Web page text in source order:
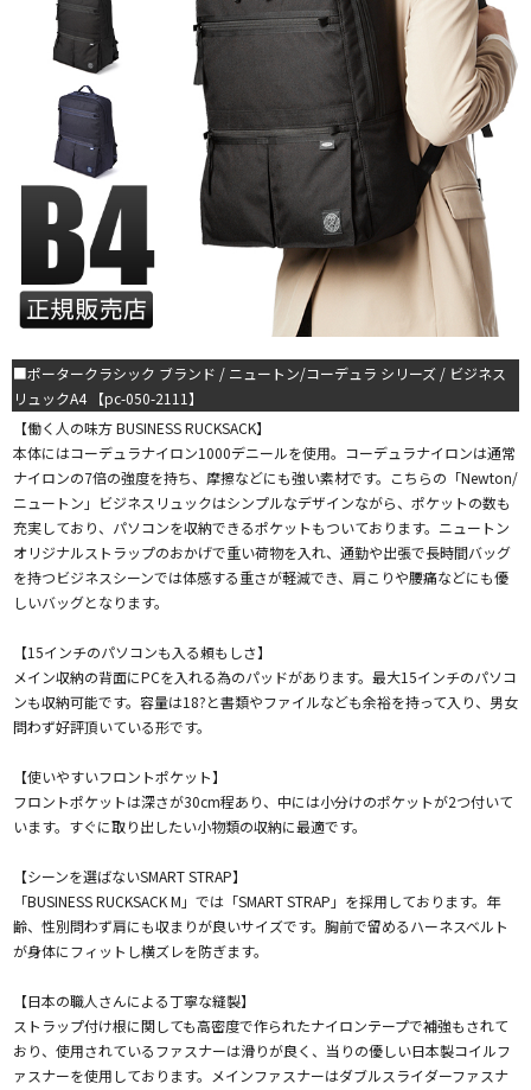
■ポータークラシック ブランド / ニュートン/コーデュラ シリーズ / ビジネス
リュックA4 【pc-050-2111】
【働く人の味方 BUSINESS RUCKSACK】
本体にはコーデュラナイロン1000デニールを使用。コーデュラナイロンは通常
ナイロンの7倍の強度を持ち、摩擦などにも強い素材です。こちらの「Newton/
ニュートン」ビジネスリュックはシンプルなデザインながら、ポケットの数も
充実しており、パソコンを収納できるポケットもついております。ニュートン
オリジナルストラップのおかげで重い荷物を入れ、通勤や出張で長時間バッグ
を持つビジネスシーンでは体感する重さが軽減でき、肩こりや腰痛などにも優
しいバッグとなります。
【15インチのパソコンも入る頼もしさ】
メイン収納の背面にPCを入れる為のパッドがあります。最大15インチのパソコ
ンも収納可能です。容量は18?と書類やファイルなども余裕を持って入り、男女
問わず好評頂いている形です。
【使いやすいフロントポケット】
フロントポケットは深さが30cm程あり、中には小分けのポケットが2つ付いて
います。すぐに取り出したい小物類の収納に最適です。
【シーンを選ばないSMART STRAP】
「BUSINESS RUCKSACK M」では「SMART STRAP」を採用しております。年
齢、性別問わず肩にも収まりが良いサイズです。胸前で留めるハーネスベルト
が身体にフィットし横ズレを防ぎます。
【日本の職人さんによる丁寧な縫製】
ストラップ付け根に関しても高密度で作られたナイロンテープで補強もされて
おり、使用されているファスナーは滑りが良く、当りの優しい日本製コイルフ
ァスナーを使用しております。メインファスナーはダブルスライダーファスナ